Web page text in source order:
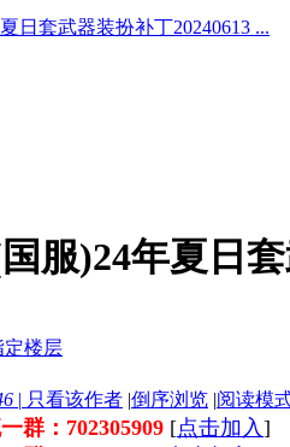
日套武器装扮补丁20240613 ...
服)24年夏日
| 只看该作者 |倒序浏览 |阅读模
群：702305909 [点击加入 ]